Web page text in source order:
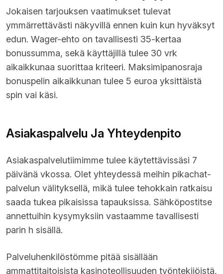
Jokaisen tarjouksen vaatimukset tulevat
ymmärrettävästi näkyvillä ennen kuin kun hyväksyt
edun. Wager-ehto on tavallisesti 35-kertaa
bonussumma, sekä käyttäjillä tulee 30 vrk
aikaikkunaa suorittaa kriteeri. Maksimipanosraja
bonuspelin aikaikkunan tulee 5 euroa yksittäistä
spin vai käsi.
Asiakaspalvelu Ja Yhteydenpito
Asiakaspalvelutiimimme tulee käytettävissäsi 7
päivänä vkossa. Olet yhteydessä meihin pikachat-
palvelun välityksellä, mikä tulee tehokkain ratkaisu
saada tukea pikaisissa tapauksissa. Sähköpostitse
annettuihin kysymyksiin vastaamme tavallisesti
parin h sisällä.
Palveluhenkilöstömme pitää sisällään
ammattitaitoisista kasinoteollisuuden työntekijöistä,